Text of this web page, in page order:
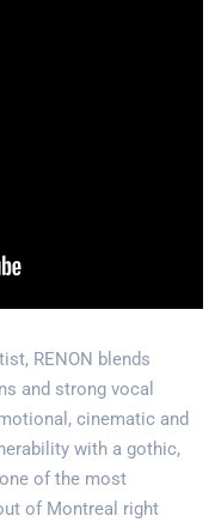
RENON blends
and strong vocal
cinematic and
with a gothic,
of the most
of Montreal right